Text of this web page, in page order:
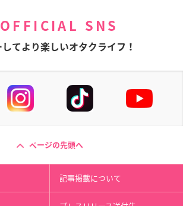
OFFICIAL SNS
してより楽しいオタクライフ！
ページの先頭へ
記事掲載について